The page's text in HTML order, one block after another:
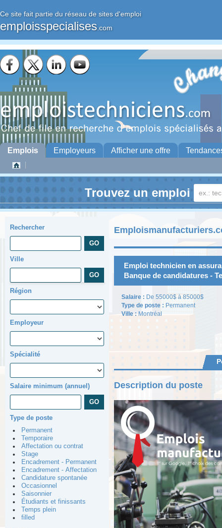
Ce site fait partie du réseau de sites d'emploi
emploisspecialises .com
Emplois Employeurs Afficher une offre
Trouvez un emploi
Rechercher
Ville
Région
Employeur
Spécialité
Salaire minimum (annuel)
Type de poste
Permanent
Temporaire
Affectation ou contrat
Stage
Encadrement - Permanent
Encadrement - Affectation
Candidature spontanée
Occasionnel
Saisonnier
Étudiants et finissants
Temps plein
filled
Emploi technicien en
Banque de candidatures -
Salaire : De 55000$ à 85000$
Type de poste : Permanent
Ville : Montréal
Description du poste